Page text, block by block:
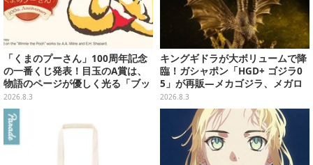
「くまのプーさん」100周年記念
の一番くじ発表！目玉のA賞は、
物語のページが優しく光る「ブッ
クシェイプドライト」
2026.8.3
キングギドラが大ボリュームで降
臨！ガシャポン「HGD+ ゴジラ0
5」が再販―メカゴジラ、メガロ
なども揃った全4種
2026.8.3